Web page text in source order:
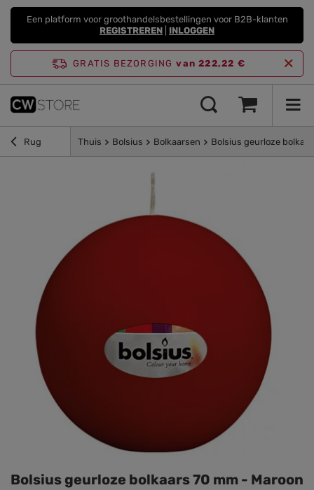
Een platform voor groothandelsbestellingen voor B2B-klanten
REGISTREREN
INLOGGEN
GRATIS BEZORGING van 222,22 €
Rug Thuis Bolsius Bolkaarsen Bolsius geurloze
Bolsius geurloze bolkaars 70 mm - Maroon